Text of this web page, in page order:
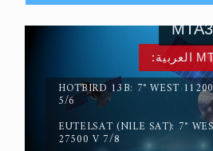
HOTBIRD 13B: 7° WEST
5/6
EUTELSAT (NILE SAT): 7°
27500 V 7/8